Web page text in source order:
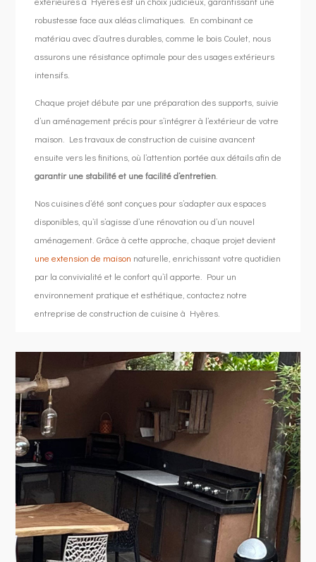
robustesse face aux aléas climatiques. En combinant ce
matériau avec d’autres durables, comme le bois Coulet, nous
assurons une résistance optimale pour des usages extérieurs
intensifs.
Chaque projet débute par une préparation des supports, suivie
d’un aménagement précis pour s’intégrer à l’extérieur de votre
maison. Les travaux de construction de cuisine avancent
ensuite vers les finitions, où l’attention portée aux détails afin de
garantir une stabilité et une facilité d’entretien.
Nos cuisines d’été sont conçues pour s’adapter aux espaces
disponibles, qu’il s’agisse d’une rénovation ou d’un nouvel
aménagement. Grâce à cette approche, chaque projet devient
une extension de maison naturelle, enrichissant votre quotidien
par la convivialité et le confort qu’il apporte. Pour un
environnement pratique et esthétique, contactez notre
entreprise de construction de cuisine à Hyères.